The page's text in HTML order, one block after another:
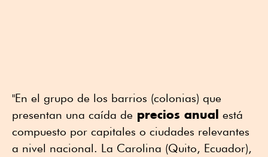
"En el grupo de los barrios (colonias) que
presentan una caída de precios anual está
compuesto por capitales o ciudades relevantes
a nivel nacional. La Carolina (Quito, Ecuador),